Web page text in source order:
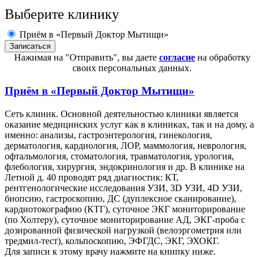
Выберите клинику
Приём в «Первый Доктор Мытищи»
Нажимая на "Отправить", вы даете согласиена обработку
своих персональных данных.
Приём в «Первый Доктор Мытищи»
Сеть клиник. Основной деятельностью клиники является
оказание медицинских услуг как в клиниках, так и на дому, а
именно: анализы, гастроэнтерология, гинекология,
дерматология, кардиология, ЛОР, маммология, неврология,
офтальмология, стоматология, травматология, урология,
флебология, хирургия, эндокринология и др. В клинике на
Летной д. 40 проводят ряд диагностик: КТ,
рентгенологические исследования УЗИ, 3D УЗИ, 4D УЗИ,
биопсию, гастроскопию, ДС (дуплексное сканирование),
кардиотокографию (КТГ), суточное ЭКГ мониторирование
(по Холтеру), суточное мониторирование АД, ЭКГ-проба с
дозированной физической нагрузкой (велоэргометрия или
тредмил-тест), кольпоскопию, ЭФГДС, ЭКГ, ЭХОКГ.
Для записи к этому врачу нажмите на книпку ниже.